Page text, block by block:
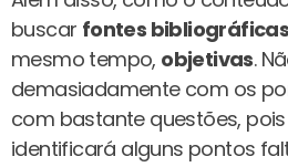
buscar fontes
mesmo tempo, objetivas.
demasiadamente com os
com bastante questões,
identificará alguns pontos